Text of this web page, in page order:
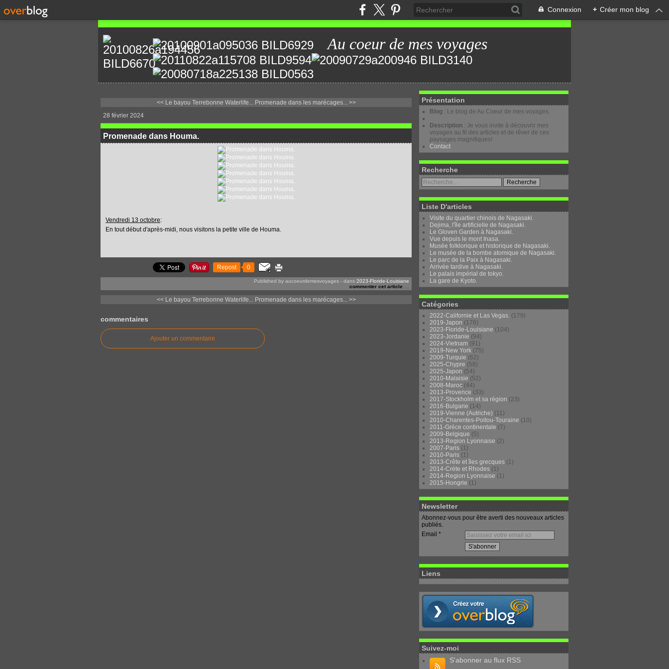
Connexion + Créer mon blog
Au coeur de mes voyages
<< Le bayou Terrebonne Waterlife... Promenade dans les marécages... >>
28 février 2024
Promenade dans Houma.
Vendredi 13 octobre:
En tout début d'après-midi, nous visitons la petite ville de Houma.
Repost 0
Published by aucoeurdemesvoyages - dans 2023-Floride-Louisiane
commenter cet article
<< Le bayou Terrebonne Waterlife... Promenade dans les marécages... >>
commentaires
Ajouter un commentaire
Présentation
Blog : Le blog de Au Coeur de mes voyages.
Description : Je vous invite à découvrir mes
voyages au fil des articles et de rêver de ces
paysages magnifiques!
Contact
Recherche
Liste D'articles
Visite du quartier chinois de Nagasaki.
Dejima, l'île artificielle de Nagasaki.
Le Gloven Garden à Nagasaki.
Vue depuis le mont Inasa.
Musée folklorique et historique de Nagasaki.
Le musée de la bombe atomique de Nagasaki.
Le parc de la Paix à Nagasaki.
Arrivée tardive à Nagasaki.
Le palais impérial de tokyo.
La gare de Kyoto.
Catégories
2022-Californie et Las Vegas. (179)
2019-Japon (176)
2023-Floride-Louisiane (104)
2023-Jordanie (94)
2024-Vietnam (91)
2019-New York (75)
2009-Turquie (62)
2025-Chypre (58)
2025-Japon (54)
2010-Malaisie (52)
2008-Maroc (44)
2013-Provence (33)
2017-Stockholm et sa région (23)
2016-Bulgarie (14)
2019-Vienne (Autriche) (11)
2010-Charentes-Poitou-Touraine (10)
2011-Grèce continentale (7)
2009-Belgique (5)
2013-Region Lyonnaise (2)
2007-Paris (1)
2010-Paris (1)
2013-Crête et îles grecques (1)
2014-Crète et Rhodes (1)
2014-Region Lyonnaise (1)
2015-Hongrie (1)
Newsletter
Abonnez-vous pour être averti des nouveaux articles
publiés.
Email
Liens
Suivez-moi
S'abonner au flux RSS